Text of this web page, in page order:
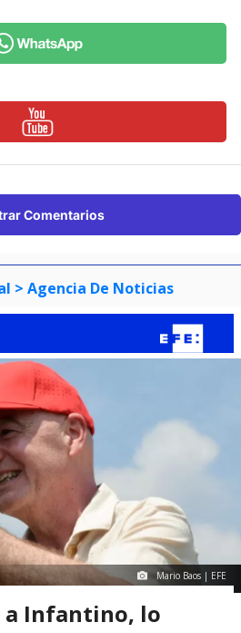
Comentarios
> Agencia De Noticias
Mario Baos | EFE
a Infantino, lo